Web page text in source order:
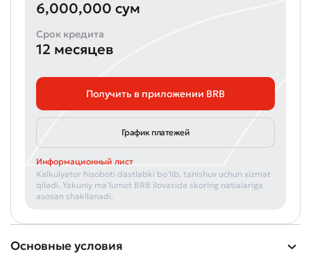
Плохо
* Все поля обязательны для заполнения
Отправить
6,000,000 сум
Срок кредита
12 месяцев
Получить в приложении BRB
График платежей
Информационный лист
Kalkulyator hisoboti dastlabki bo'lib, tanishuv uchun xizmat
qiladi. Yakuniy ma'lumot BRB ilovasida skoring natialariga
asosan shakllanadi.
Основные условия